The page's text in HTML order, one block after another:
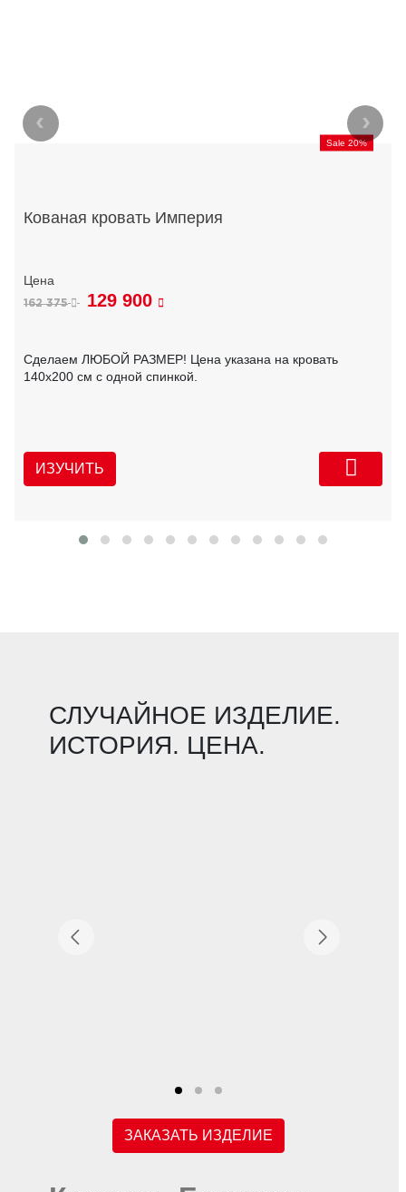
Sale 20%
Кованая кровать Империя
162 375 129 900
Сделаем ЛЮБОЙ РАЗМЕР! Цена указана на кровать
140х200 см с одной спинкой.
ИЗУЧИТЬ
‹ ›
СЛУЧАЙНОЕ ИЗДЕЛИЕ.
ИСТОРИЯ. ЦЕНА.
ЗАКАЗАТЬ ИЗДЕЛИЕ